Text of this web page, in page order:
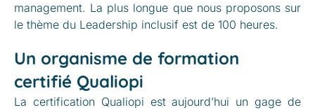
management. La plus longue que nous proposons sur
le thème du Leadership inclusif est de 100 heures.
Un organisme de formation
certifié Qualiopi
La certification Qualiopi est aujourd’hui un gage de